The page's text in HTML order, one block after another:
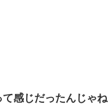
感じだったんじゃね